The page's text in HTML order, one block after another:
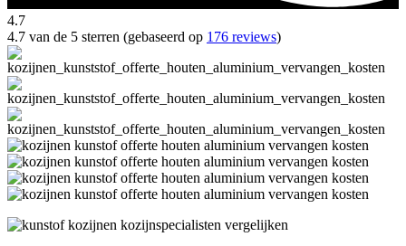
4.7
4.7 van de 5 sterren (gebaseerd op 176 reviews)